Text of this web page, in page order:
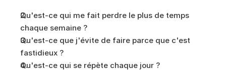
Qu'est-ce qui me fait perdre le plus de temps
chaque semaine ?
Qu'est-ce que j'évite de faire parce que c'est
fastidieux ?
Qu'est-ce qui se répète chaque jour ?